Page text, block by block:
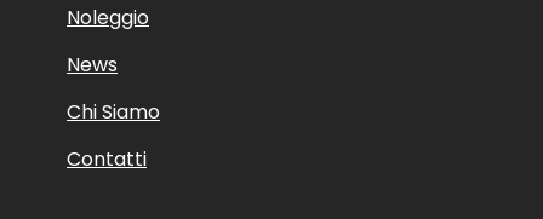
Noleggio
News
Chi Siamo
Contatti